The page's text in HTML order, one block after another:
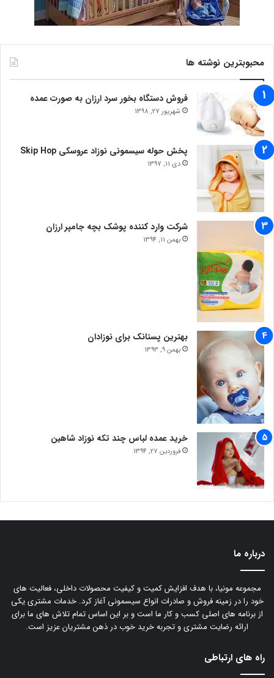
محبوبترین نوشته ها
فروش دستگاه بخور سرد ارزان به صورت عمده
شهریور 27, 1398
پخش حوله سیسمونی نوزاد عروسکی Skip Hop
دی 11, 1397
شرکت وارد کننده پوشک بچه جامپر ارزان
بهمن 11, 1394
بهترین پستانک برای نوزادان
بهمن 9, 1393
خرید عمده لباس چند تکه نوزاد شاهین
فروردین 27, 1394
درباره ما
مجموعه مونیا، با هدف افزایش کمیت و کیفیت محصولات داخلی، فعالیت های
خود را در زمینه فروش و صادرات انواع سیسمونی آغاز کرد. خدمات مشتری یکی
از برنامه های اصلی کسب و کار ما است و بر این اساس تمام تلاش های ما برای
ارائه رضایت مشتری و تجربه خرید خوب در ذهن مشتریان عزیز است.
راه های ارتباطی